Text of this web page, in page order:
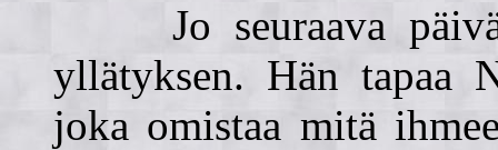
Jo seuraava päivä
yllätyksen. Hän tapaa
joka omistaa mitä